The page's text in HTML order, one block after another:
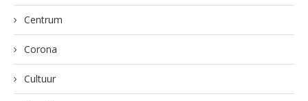
Centrum
Corona
Cultuur